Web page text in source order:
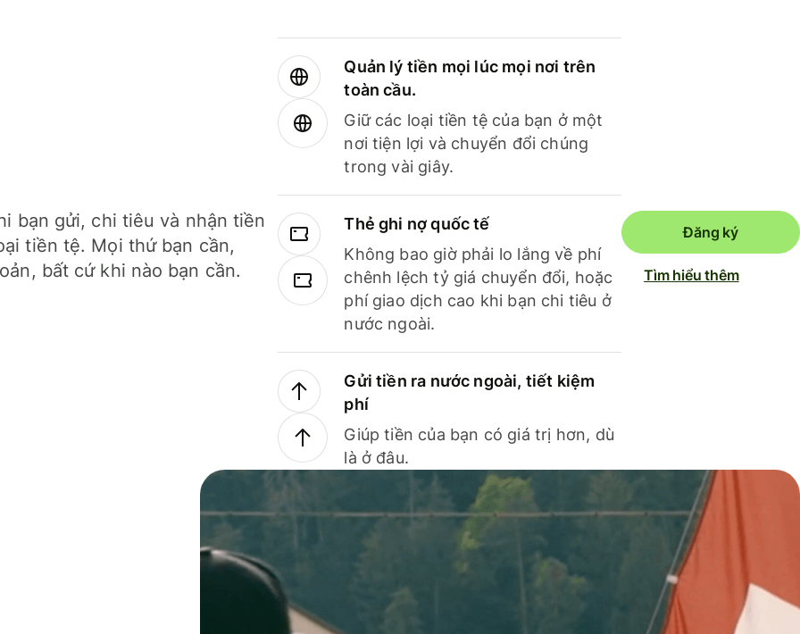
bạn gửi, chi tiêu và nhận tiền
tiền tệ. Mọi thứ bạn cần,
bất cứ khi nào bạn cần.
Quản lý tiền mọi lúc mọi nơi trên
toàn cầu.
Giữ các loại tiền tệ của bạn ở một
nơi tiện lợi và chuyển đổi chúng
trong vài giây.
Thẻ ghi nợ quốc tế
Không bao giờ phải lo lắng về phí
chênh lệch tỷ giá chuyển đổi, hoặc
phí giao dịch cao khi bạn chi tiêu ở
nước ngoài.
Gửi tiền ra nước ngoài, tiết kiệm
phí
Giúp tiền của bạn có giá trị hơn, dù
là ở đâu.
Đăng ký
Tìm hiểu thêm